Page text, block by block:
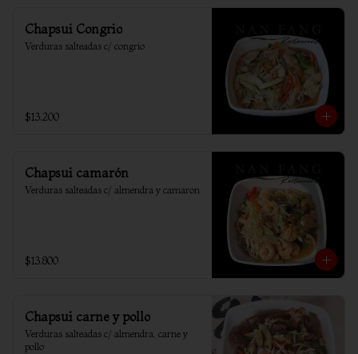
Chapsui Congrio
Verduras salteadas c/ congrio
$13.200
Chapsui camarón
Verduras salteadas c/ almendra y camaron
$13.800
Chapsui carne y pollo
Verduras salteadas c/ almendra, carne y
pollo